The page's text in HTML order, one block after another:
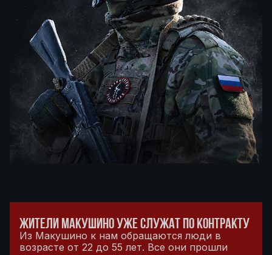
ЖИТЕЛИ МАКУШИНО УЖЕ СЛУЖАТ ПО КОНТРАКТУ
Из Макушино к нам обращаются люди в
возрасте от 22 до 55 лет. Все они прошли